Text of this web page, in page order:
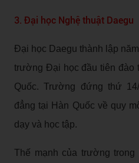
3. Đại học Nghệ thuật Daegu
Đại học Daegu thành lập
trường Đại học đầu tiên đào
Quốc. Trường đứng thứ
đẳng tại Hàn Quốc về quy
dạy và học tập.
Thế mạnh của trường